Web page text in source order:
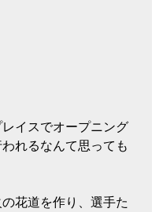
イスでオープニング
れるなんて思っても
花道を作り、選手た